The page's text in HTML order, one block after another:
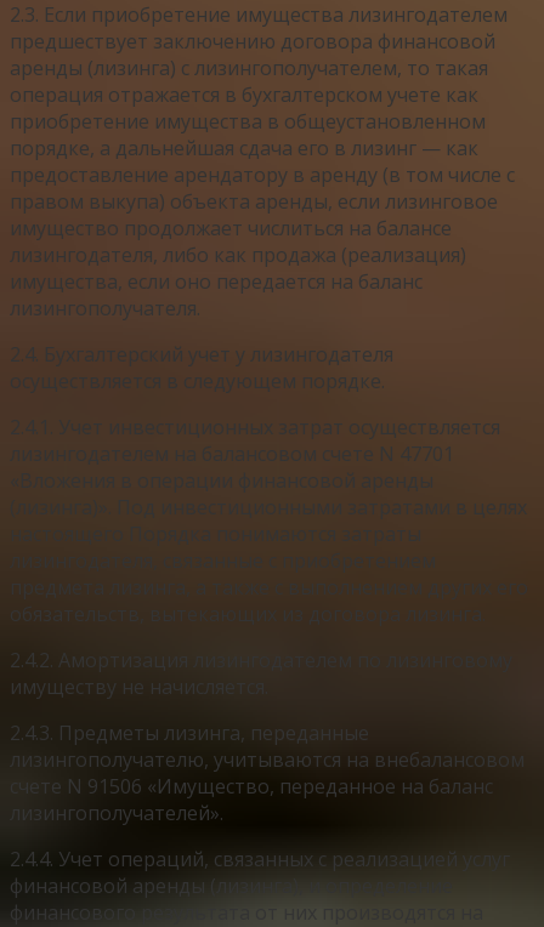
2.3. Если приобретение имущества лизингодателем
предшествует заключению договора финансовой
аренды (лизинга) с лизингополучателем, то такая
операция отражается в бухгалтерском учете как
приобретение имущества в общеустановленном
порядке, а дальнейшая сдача его в лизинг — как
предоставление арендатору в аренду (в том числе с
правом выкупа) объекта аренды, если лизинговое
имущество продолжает числиться на балансе
лизингодателя, либо как продажа (реализация)
имущества, если оно передается на баланс
лизингополучателя.
2.4. Бухгалтерский учет у лизингодателя
осуществляется в следующем порядке.
2.4.1. Учет инвестиционных затрат осуществляется
лизингодателем на балансовом счете N 47701
«Вложения в операции финансовой аренды
(лизинга)». Под инвестиционными затратами в целях
обязательств, вытекающих из договора лизинга.
2.4.2. Амортизация лизингодателем по лизинговому
имуществу не начисляется.
2.4.3. Предметы лизинга, переданные
лизингополучателю, учитываются на внебалансовом
счете N 91506 «Имущество, переданное на баланс
лизингополучателей».
2.4.4. Учет операций, связанных с реализацией услуг
финансовой аренды (лизинга), и определение
финансового результата от них производятся на